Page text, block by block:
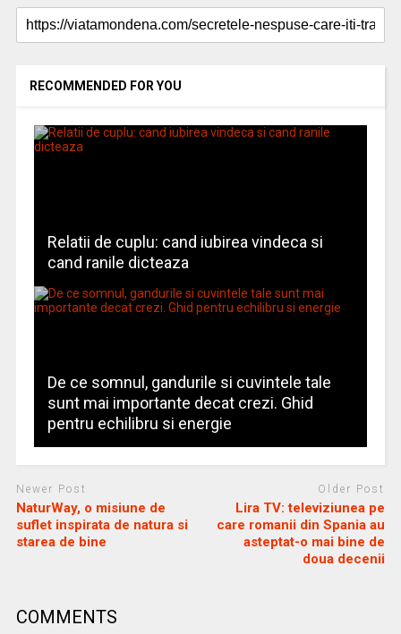
RECOMMENDED FOR YOU
Relatii de cuplu: cand iubirea vindeca si
cand ranile dicteaza
De ce somnul, gandurile si cuvintele tale
sunt mai importante decat crezi. Ghid
pentru echilibru si energie
Newer Post
NaturWay, o misiune de
suflet inspirata de natura si
starea de bine
Older Post
Lira TV: televiziunea pe
care romanii din Spania au
asteptat-o mai bine de
doua decenii
COMMENTS